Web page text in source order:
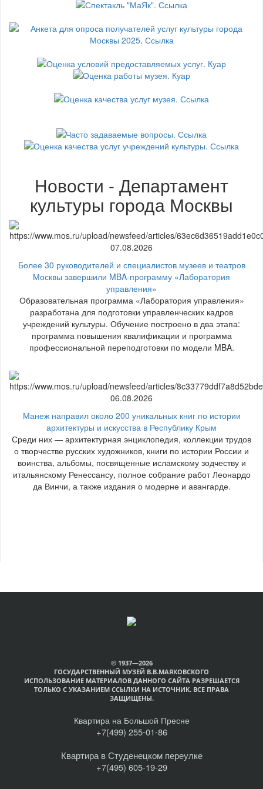
Новости - Департамент
культуры города Москвы
07.08.2026
Более 30 руководителей и специалистов музеев и театров
Москвы завершили MBA-программу «Лаборатория
управления»
Образовательная программа «Лаборатория управления»
разработана для подготовки управленческих кадров
учреждений культуры. Обучение построено в два этапа:
программа повышения квалификации и программа
профессиональной переподготовки по модели MBA.
06.08.2026
Манеж направил около 200 уникальных книг по истории
архитектуры и искусства в Республику Крым
Среди них — архитектурная энциклопедия, коллекции трудов
о творчестве русских художников, книги по истории России и
воинства, альбомы, посвященные исламскому зодчеству и
итальянскому Ренессансу, полное собрание работ Леонардо
да Винчи, а также издания о модерне и авангарде.
© 1937—2026
ГОСУДАРСТВЕННЫЙ МУЗЕЙ В.В.МАЯКОВСКОГО
ИСПОЛЬЗОВАНИЕ МАТЕРИАЛОВ ДАННОГО САЙТА РАЗРЕШАЕТСЯ
ТОЛЬКО С УКАЗАНИЕМ ССЫЛКИ НА ИСТОЧНИК. ВСЕ ПРАВА
ЗАЩИЩЕНЫ.
Квартира на Большой Пресне
+7(499) 255-01-86
Квартира в Студенецком переулке
+7(495) 605-19-29